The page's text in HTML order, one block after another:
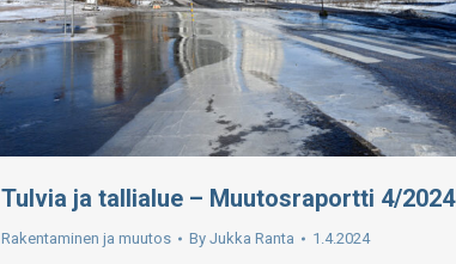
Tulvia ja tallialue – Muutosraportti 4/2024
Rakentaminen ja muutos By Jukka Ranta 1.4.2024